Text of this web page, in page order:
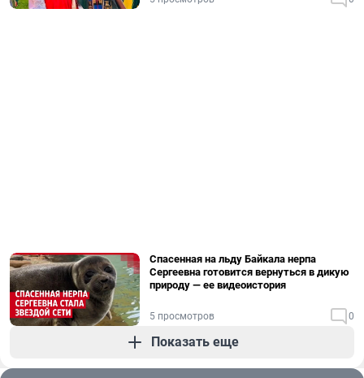
Спасенная на льду Байкала нерпа
Сергеевна готовится вернуться в дикую
природу — ее видеоистория
5 просмотров 0
Показать еще